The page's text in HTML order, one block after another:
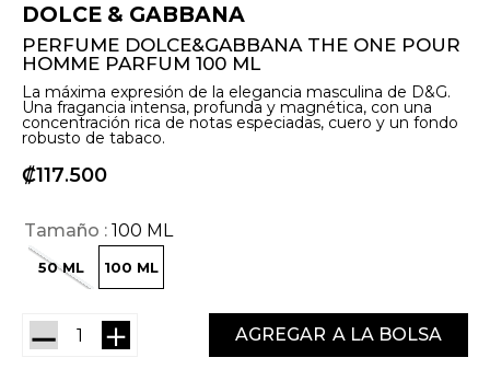
DOLCE & GABBANA
PERFUME DOLCE&GABBANA THE ONE POUR
HOMME PARFUM 100 ML
La máxima expresión de la elegancia masculina de D&G.
Una fragancia intensa, profunda y magnética, con una
concentración rica de notas especiadas, cuero y un fondo
robusto de tabaco.
₡117 500
Tamaño 100 ML
100 ML
50 ML
＋
－ AGREGAR